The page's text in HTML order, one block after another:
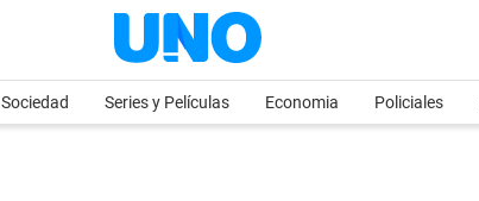
Sociedad Series y Películas Economia Policiales